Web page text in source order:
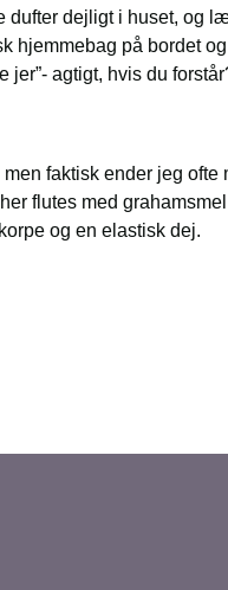
dufter dejligt i huset, og
hjemmebag på bordet
jer”- agtigt, hvis du
faktisk ender jeg ofte
flutes med
og en elastisk dej.